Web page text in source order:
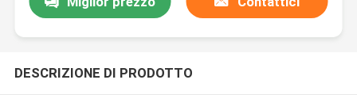
DESCRIZIONE DI PRODOTTO